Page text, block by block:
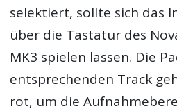
selektiert, sollte sich das
über die Tastatur des
MK3 spielen lassen. Die
entsprechenden Track
rot, um die